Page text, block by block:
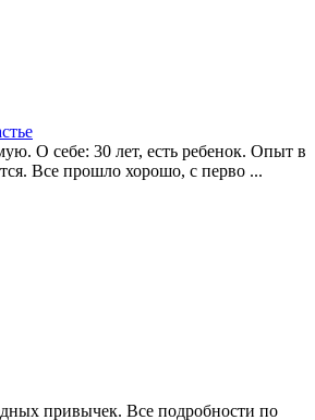
О себе: 30 лет, есть ребенок. Опыт в
Все прошло хорошо, с перво ...
привычек. Все подробности по